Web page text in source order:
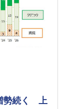
勢続く 上